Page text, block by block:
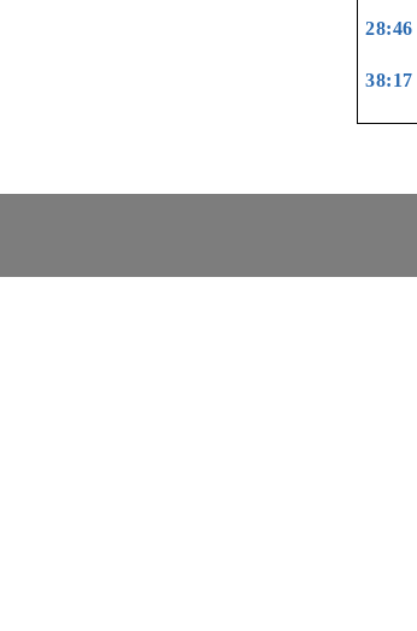
28:46
38:17